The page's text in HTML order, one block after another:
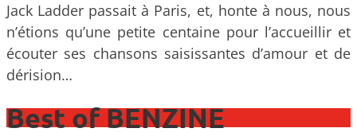
Jack Ladder passait à Paris, et, honte à nous, nous
n’étions qu’une petite centaine pour l’accueillir et
écouter ses chansons saisissantes d’amour et de
dérision…
Best of BENZINE